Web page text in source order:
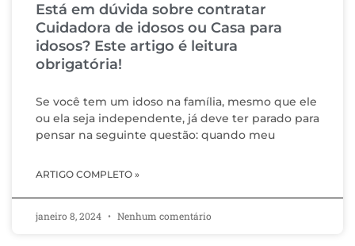
Está em dúvida sobre contratar
Cuidadora de idosos ou Casa para
idosos? Este artigo é leitura
obrigatória!
Se você tem um idoso na família, mesmo que ele
ou ela seja independente, já deve ter parado para
pensar na seguinte questão: quando meu
ARTIGO COMPLETO »
janeiro 8, 2024 Nenhum comentário